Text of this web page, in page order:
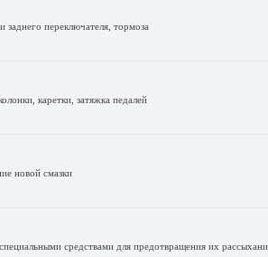
заднего переключателя, тормоза
каретки, затяжка педалей
новой смазки
средствами для предотвращения их